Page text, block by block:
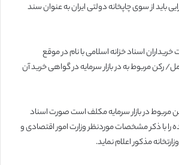
باید از سوی چاپخانه دولتی ایران به عنوان سند
خریداران اسناد خزانه اسلامی با نام در موقع
رکن مربوط به در بازار سرمایه در گواهی خرید آن
رکن مربوط در بازار سرمایه مکلف است صورت اسناد
را با ذکر مشخصات موردنظر وزارت امور اقتصادی و
مذکور اعلام نماید.